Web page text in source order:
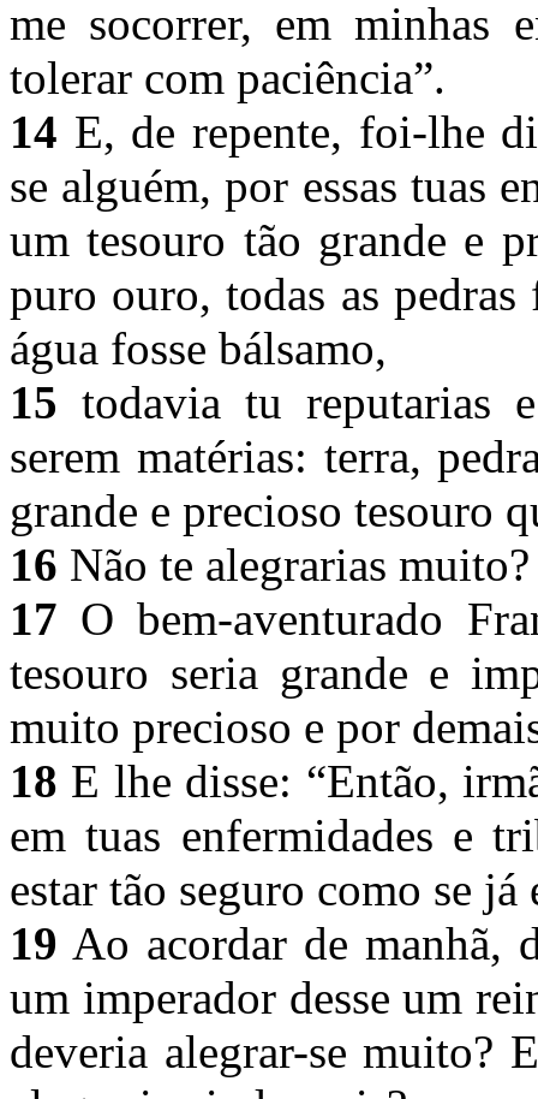
me socorrer, em minhas
tolerar com paciência”.
14 E, de repente, foi-lhe
se alguém, por essas tuas
um tesouro tão grande e
puro ouro, todas as pedras
água fosse bálsamo,
15 todavia tu reputarias
serem matérias: terra,
grande e precioso tesouro
16 Não te alegrarias
17 O bem-aventurado
tesouro seria grande e
muito precioso e por
18 E lhe disse: “Então,
em tuas enfermidades e
estar tão seguro como se
19 Ao acordar de manhã,
um imperador desse um
deveria alegrar-se muito?